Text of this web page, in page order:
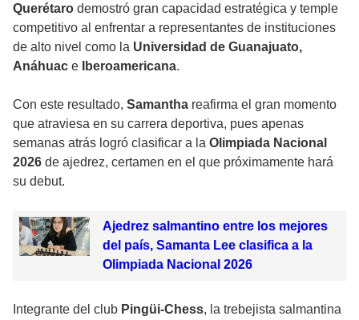
Querétaro demostró gran capacidad estratégica y temple
competitivo al enfrentar a representantes de instituciones
de alto nivel como la Universidad de Guanajuato,
Anáhuac e Iberoamericana.
Con este resultado, Samantha reafirma el gran momento
que atraviesa en su carrera deportiva, pues apenas
semanas atrás logró clasificar a la Olimpiada Nacional
2026 de ajedrez, certamen en el que próximamente hará
su debut.
Ajedrez salmantino entre los mejores
del país, Samanta Lee clasifica a la
Olimpiada Nacional 2026
Integrante del club Pingüi-Chess, la trebejista salmantina